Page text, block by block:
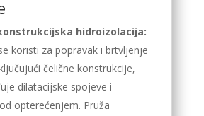
hidroizolacija:
koristi za popravak i brtvljenje
čelične konstrukcije,
dilatacijske spojeve i
opterećenjem. Pruža